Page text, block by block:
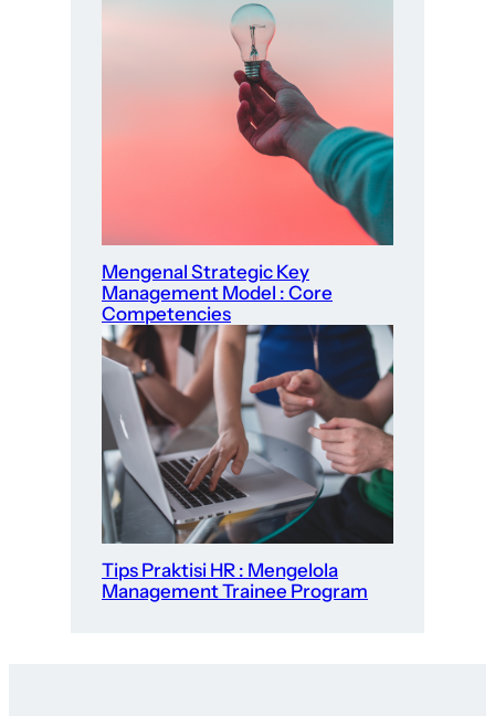
Mengenal Strategic Key
Management Model : Core
Competencies
Tips Praktisi HR : Mengelola
Management Trainee Program